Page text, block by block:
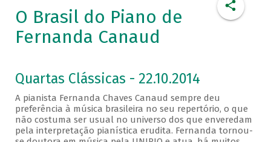
O Brasil do Piano de
Fernanda Canaud
Quartas Clássicas - 22.10.2014
A pianista Fernanda Chaves Canaud sempre deu
preferência à música brasileira no seu repertório, o que
não costuma ser usual no universo dos que enveredam
pela interpretação pianística erudita. Fernanda tornou-